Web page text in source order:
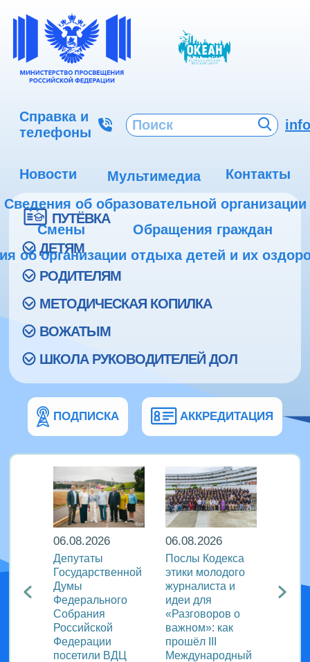
Справка и
телефоны
Новости Мультимедиа
Контакты
Сведения об образовательной организации
Смены
Обращения граждан
об организации отдыха детей и их
ПУТЁВКА
ДЕТЯМ
РОДИТЕЛЯМ
МЕТОДИЧЕСКАЯ КОПИЛКА
ВОЖАТЫМ
ШКОЛА РУКОВОДИТЕЛЕЙ ДОЛ
ПОДПИСКА АККРЕДИТАЦИЯ
в
06.08.2026
Депутаты
Государственной
Думы
Федерального
Собрания
Российской
Федерации
посетили ВДЦ
06.08.2026
Послы Кодекса
этики молодого
журналиста и
идеи для
«Разговоров о
важном»: как
прошёл ІІІ
Международный